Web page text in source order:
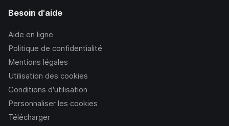
Besoin d'aide
Aide en ligne
Politique de confidentialité
Mentions légales
Utilisation des cookies
Conditions d’utilisation
Personnaliser les cookies
Télécharger